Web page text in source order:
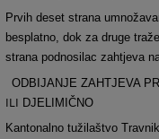
Prvih deset strana
besplatno, dok za druge
strana podnosilac zahtjeva
ODBIJANJE ZAHTJEVA
ILI DJELIMIČNO
Kantonalno tužilaštvo